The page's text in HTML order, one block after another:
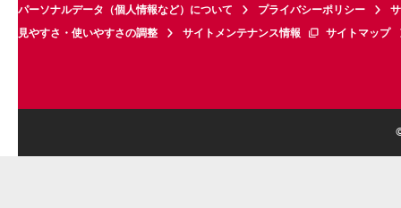
パーソナルデータ（個人情報など）について プライバシーポリシー
見やすさ・使いやすさの調整
サイトメンテナンス情報 サイトマップ